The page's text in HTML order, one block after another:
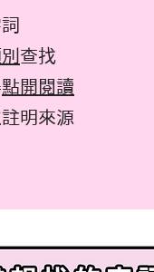
查找
點開閱讀
明來源